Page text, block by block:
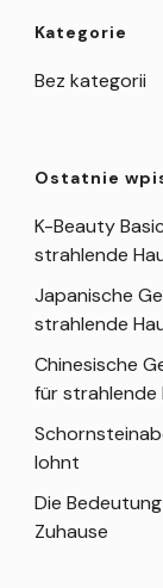
Kategorie
Bez kategorii
Ostatnie
K-Beauty
strahlende
Japanische
strahlende
Chinesische
für strahlende
lohnt
Die
Zuhause